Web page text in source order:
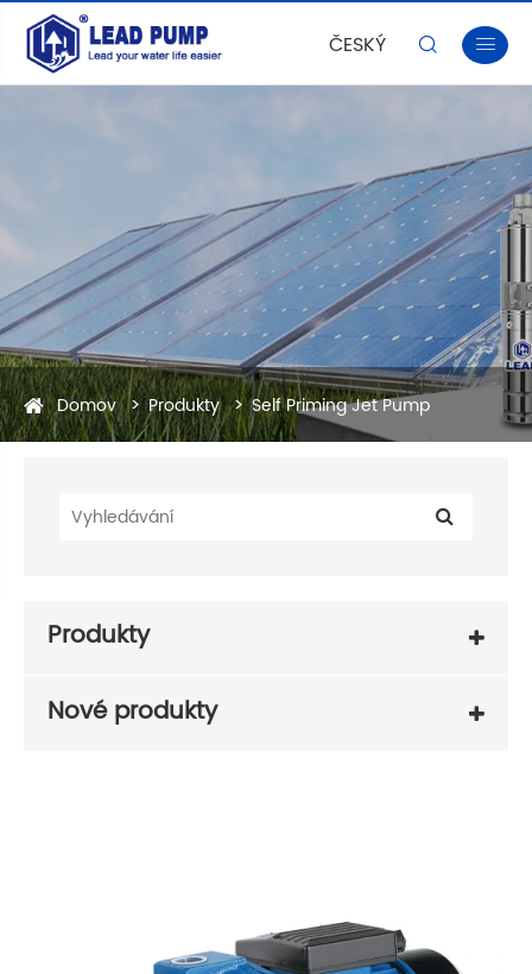
ČESKÝ  
Domov Produkty Self Priming Jet Pump
Produkty
Nové produkty